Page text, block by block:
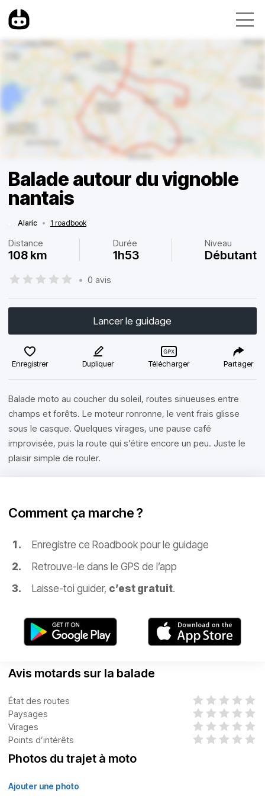
Balade autour du vignoble
nantais
Alaric • 1 roadbook
Distance
108 km
Durée
1h53
Niveau
Débutant
• 0 avis
Lancer le guidage
Enregistrer Dupliquer Télécharger Partager
Balade moto au coucher du soleil, routes sinueuses entre
champs et forêts. Le moteur ronronne, le vent frais glisse
sous le casque. Quelques virages, une pause café
improvisée, puis la route qui s’étire encore un peu. Juste le
plaisir simple de rouler.
Comment ça marche ?
Enregistre ce Roadbook pour le guidage
Retrouve-le dans le GPS de l’app
Laisse-toi guider, c’est gratuit.
Avis motards sur la balade
État des routes
Paysages
Virages
Points d’intérêts
Photos du trajet à moto
Ajouter une photo